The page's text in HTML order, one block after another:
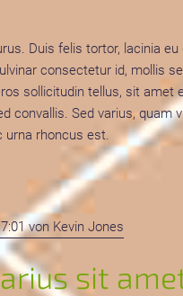
Duis felis tortor, lacinia
consectetur id, mollis
sollicitudin tellus, sit
convallis. Sed varius, quam
urna rhoncus est.
von Kevin Jones
sit